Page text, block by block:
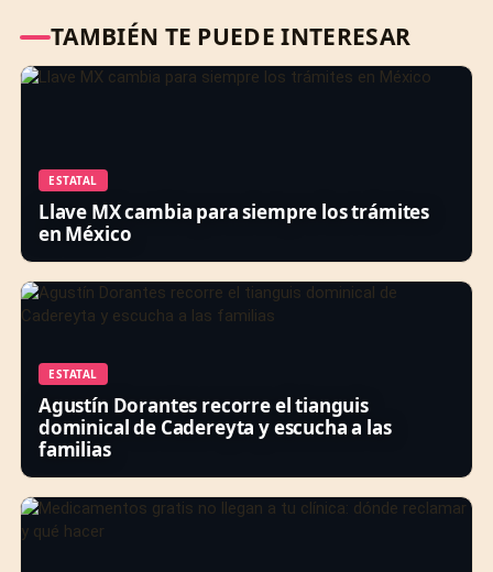
TAMBIÉN TE PUEDE INTERESAR
ESTATAL
Llave MX cambia para siempre los trámites
en México
ESTATAL
Agustín Dorantes recorre el tianguis
dominical de Cadereyta y escucha a las
familias